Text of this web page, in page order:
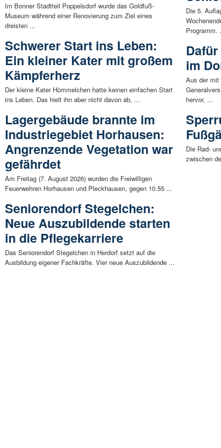
Im Bonner Stadtteil Poppelsdorf wurde das Goldfuß-
Museum während einer Renovierung zum Ziel eines
dreisten ...
Schwerer Start ins Leben:
Ein kleiner Kater mit großem
Kämpferherz
Der kleine Kater Hümmelchen hatte keinen einfachen Start
ins Leben. Das hielt ihn aber nicht davon ab, ...
Lagergebäude brannte im
Industriegebiet Horhausen:
Angrenzende Vegetation war
gefährdet
Am Freitag (7. August 2026) wurden die Freiwilligen
Feuerwehren Horhausen und Pleckhausen, gegen 10.55 ...
Seniorendorf Stegelchen:
Neue Auszubildende starten
in die Pflegekarriere
Das Seniorendorf Stegelchen in Herdorf setzt auf die
Ausbildung eigener Fachkräfte. Vier neue Auszubildende ...
Die 5.
Programm.
im
Aus der
hervor, ...
Die Rad-
zwischen